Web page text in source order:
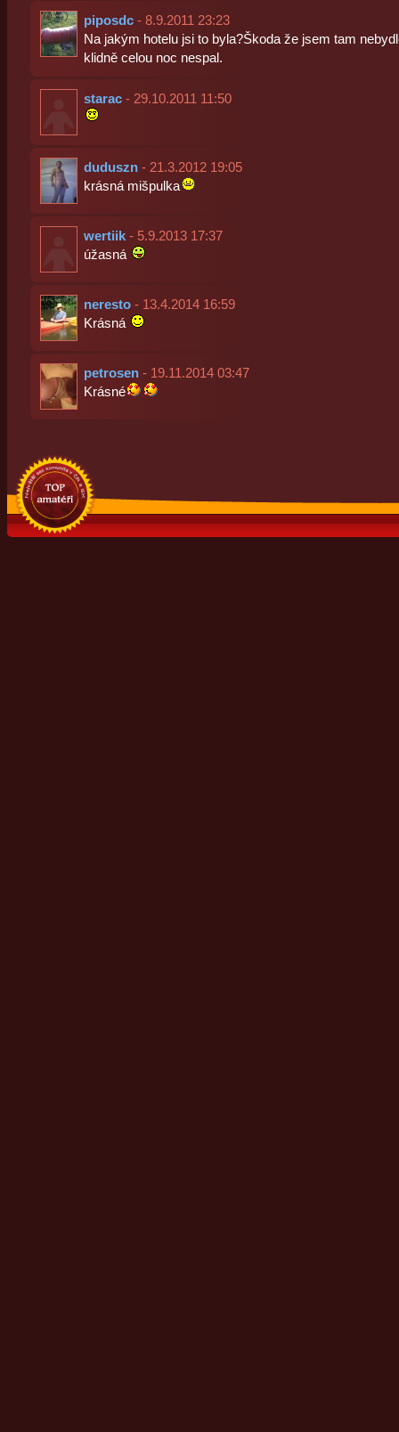
piposdc- 8.9.2011 23:23
Na jakým hotelu jsi to byla?Škoda že jsem tam
klidně celou noc nespal.
starac- 29.10.2011 11:50
duduszn- 21.3.2012 19:05
krásná mišpulka
wertiik- 5.9.2013 17:37
úžasná
neresto- 13.4.2014 16:59
Krásná
petrosen- 19.11.2014 03:47
Krásné